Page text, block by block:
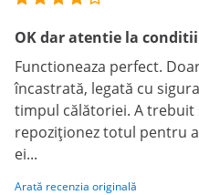
OK dar atentie la
Functioneaza perfect.
încastrată, legată cu
timpul călătoriei. A trebuit
repoziționez totul pentru
ei...
Arată recenzia originală